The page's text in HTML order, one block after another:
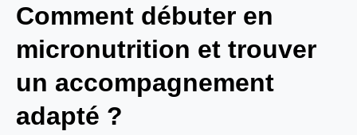
Comment débuter en
micronutrition et trouver
un accompagnement
adapté ?